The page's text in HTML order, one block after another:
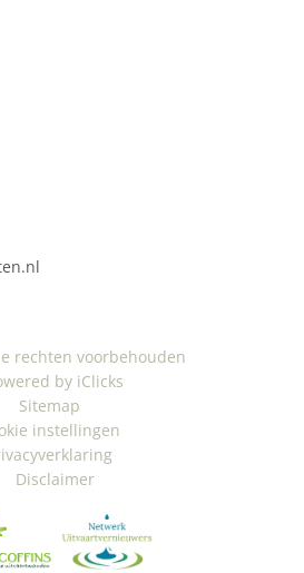
rechten voorbehouden
by iClicks
Sitemap
instellingen
Disclaimer